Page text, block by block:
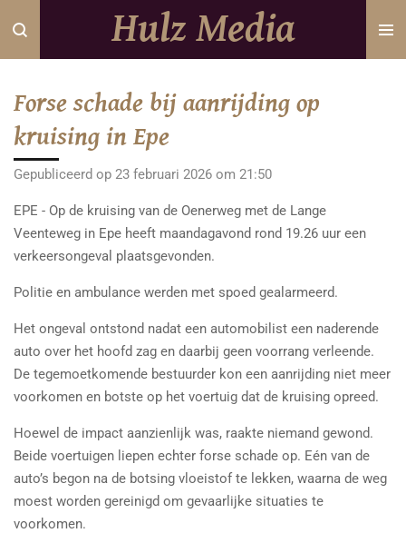
Ga
direct
hoofdinhoud
Hulz Media
Forse schade bij aanrijding op
kruising in Epe
Gepubliceerd op 23 februari 2026 om 21:50
EPE - Op de kruising van de Oenerweg met de Lange
Veenteweg in Epe heeft maandagavond rond 19.26 uur een
verkeersongeval plaatsgevonden.
Politie en ambulance werden met spoed gealarmeerd.
Het ongeval ontstond nadat een automobilist een naderende
auto over het hoofd zag en daarbij geen voorrang verleende.
De tegemoetkomende bestuurder kon een aanrijding niet meer
voorkomen en botste op het voertuig dat de kruising opreed.
Hoewel de impact aanzienlijk was, raakte niemand gewond.
Beide voertuigen liepen echter forse schade op. Eén van de
auto’s begon na de botsing vloeistof te lekken, waarna de weg
moest worden gereinigd om gevaarlijke situaties te
voorkomen.